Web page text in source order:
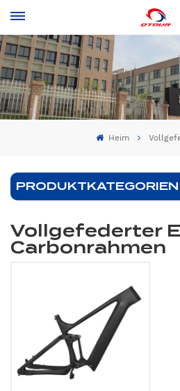
Heim
PRODUKTKATEGORIEN
Vollgefederter
Carbonrahmen